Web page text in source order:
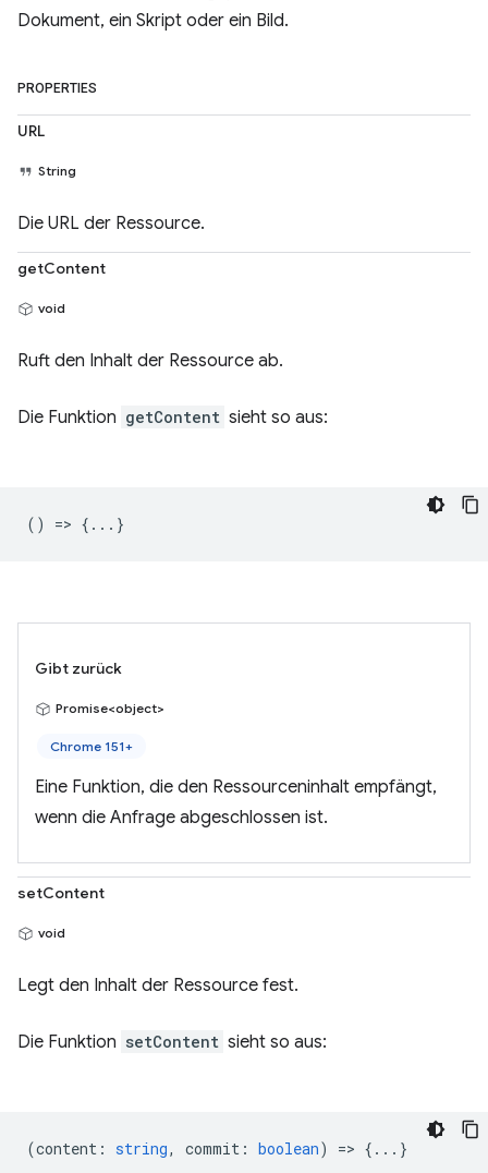
Dokument, ein Skript oder ein Bild.
PROPERTIES
URL
String
Die URL der Ressource.
getContent
void
Ruft den Inhalt der Ressource ab.
Die Funktion getContent sieht so aus:
() => {...}
Gibt zurück
Promise<object>
Chrome 151+
Eine Funktion, die den Ressourceninhalt empfängt,
wenn die Anfrage abgeschlossen ist.
setContent
void
Legt den Inhalt der Ressource fest.
Die Funktion setContent sieht so aus:
(content : string, commit : boolean) => {...}